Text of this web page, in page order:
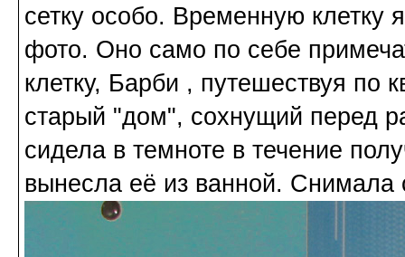
сетку особо. Временную клетку
фото. Оно само по себе
клетку, Барби , путешествуя по
старый "дом", сохнущий перед
сидела в темноте в течение
вынесла её из ванной. Снимала